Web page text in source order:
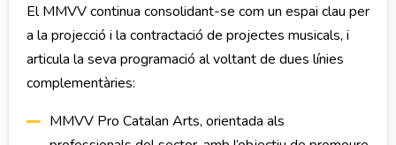
El MMVV continua consolidant-se com un espai clau per
a la projecció i la contractació de projectes musicals, i
articula la seva programació al voltant de dues línies
complementàries:
MMVV Pro Catalan Arts, orientada als